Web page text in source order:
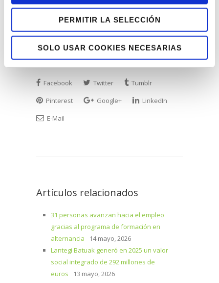
PERMITIR LA SELECCIÓN
SOLO USAR COOKIES NECESARIAS
dedicados a la innovación en el sector de
la Formación Profesional, para la
inclusión social de las personas
pertenecientes a grupos desfavorecidos.
Facebook Twitter
Tumblr
Pinterest
Google+
LinkedIn
E-Mail
Artículos relacionados
31 personas avanzan hacia el empleo
gracias al programa de formación en
alternancia
14 mayo, 2026
Lantegi Batuak generó en 2025 un valor
social integrado de 292 millones de
euros
13 mayo, 2026